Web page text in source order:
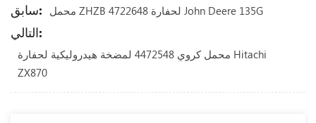
سابق: محمل ZHZB 4722648 لحفارة John Deere 135G
التالي:
محمل كروي 4472548 لمضخة هيدروليكية لحفارة Hitachi
ZX870